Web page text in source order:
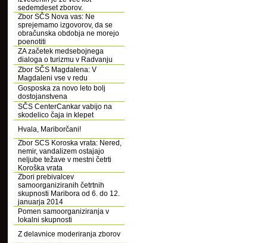
sedemdeset zborov.
Zbor SČS Nova vas: Ne
sprejemamo izgovorov, da se
obračunska obdobja ne morejo
poenotiti
ZA začetek medsebojnega
dialoga o turizmu v Radvanju
Zbor SČS Magdalena: V
Magdaleni vse v redu
Gosposka za novo leto bolj
dostojanstvena
SČS CenterCankar vabijo na
skodelico čaja in klepet
Hvala, Mariborčani!
Zbor SCS Koroska vrata: Nered,
nemir, vandalizem ostajajo
neljube težave v mestni četrti
Koroška vrata
Zbori prebivalcev
samoorganiziranih četrtnih
skupnosti Maribora od 6. do 12.
januarja 2014
Pomen samoorganiziranja v
lokalni skupnosti
Z delavnice moderiranja zborov